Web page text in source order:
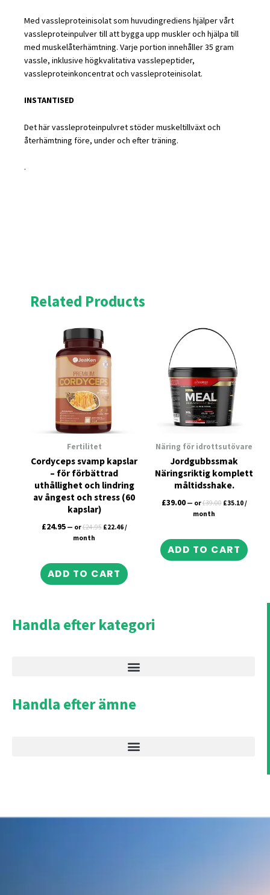
Handla efter kategori
Handla efter ämne
Related Products
Fertilitet
Cordyceps svamp kapslar
– för förbättrad
uthållighet och lindring
av ångest och stress (60
kapslar)
£24.95 — or£24.95
Original
price
was:
£24.95.
£22.46/
month
ADD TO CART
Näring för idrottsutövare
Jordgubbssmak
Näringsriktig komplett
måltidsshake.
£39.00 — or£39.00
price
was:
£39.00.
£35.10/
month
ADD TO CART
Med vassleproteinisolat som huvudingrediens hjälper vårt
vassleproteinpulver till att bygga upp muskler och hjälpa till
med muskelåterhämtning. Varje portion innehåller 35 gram
vassle, inklusive högkvalitativa vasslepeptider,
vassleproteinkoncentrat och vassleproteinisolat.
INSTANTISED
Det här vassleproteinpulvret stöder muskeltillväxt och
återhämtning före, under och efter träning.
.